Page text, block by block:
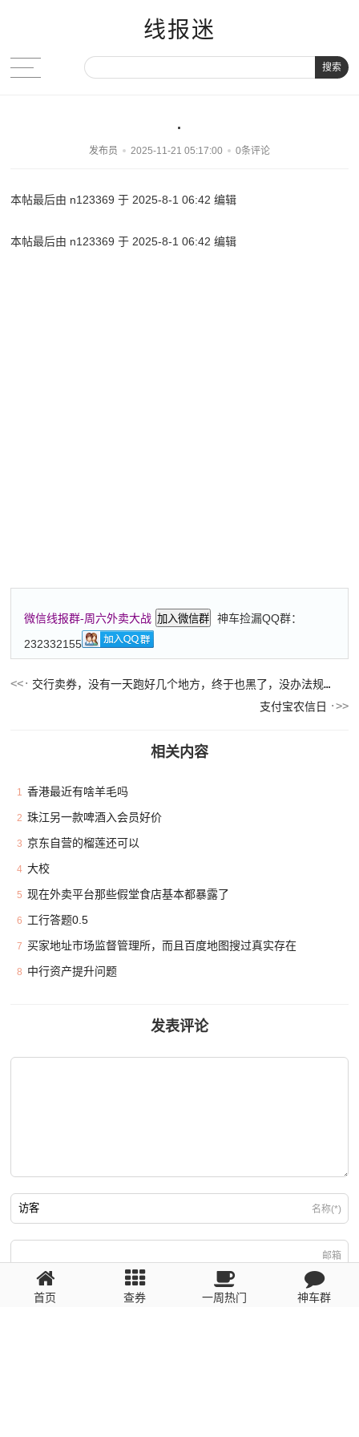
线报迷
搜索
.
发布员 2025-11-21 05:17:00 0条评论
本帖最后由 n123369 于 2025-8-1 06:42 编辑
本帖最后由 n123369 于 2025-8-1 06:42 编辑
微信线报群-周六外卖大战 加入微信群
神车捡漏QQ群：
232332155
交行卖券，没有一天跑好几个地方，终于也黑了，没办法规避了吗？
支付宝农信日
相关内容
1 香港最近有啥羊毛吗
2 珠江另一款啤酒入会员好价
3 京东自营的榴莲还可以
4 大校
5 现在外卖平台那些假堂食店基本都暴露了
6 工行答题0.5
7 买家地址市场监督管理所，而且百度地图搜过真实存在
8 中行资产提升问题
发表评论
名称(*)
邮箱
回复需填写必要信息
首页 查券 一周热门 神车群